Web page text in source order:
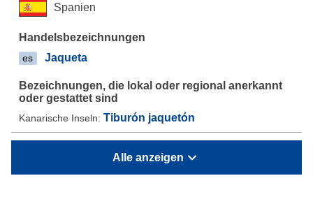
Spanien
es Jaqueta
Kanarische Inseln: Tiburón jaquetón
Alle anzeigen